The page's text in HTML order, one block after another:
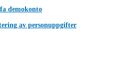
demokonto
av personuppgifter